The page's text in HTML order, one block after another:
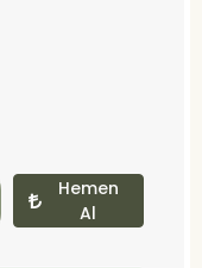
Hemen
Al